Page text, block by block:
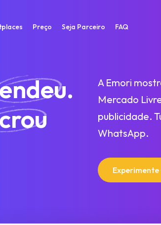
Preço Seja Parceiro FAQ
.
A Emori
Mercado
publicidade.
WhatsApp.